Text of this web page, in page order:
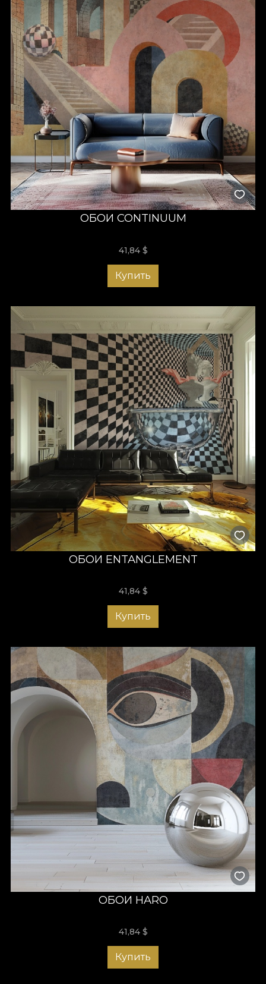
ОБОИ CONTINUUM
41,84 $
Купить
ОБОИ ENTANGLEMENT
41,84 $
Купить
ОБОИ HARO
41,84 $
Купить